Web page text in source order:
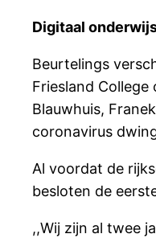
Digitaal
Beurtelings
Friesland
Blauwhuis,
coronavirus
Al voordat de
besloten de
,,Wij zijn al twee